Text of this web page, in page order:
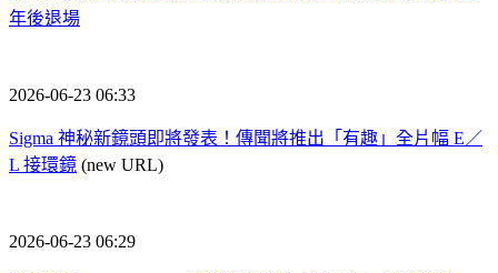
年後退場
2026-06-23 06:33
Sigma 神秘新鏡頭即將發表！傳聞將推出「有趣」全片幅 E／
L 接環鏡 (new URL)
2026-06-23 06:29